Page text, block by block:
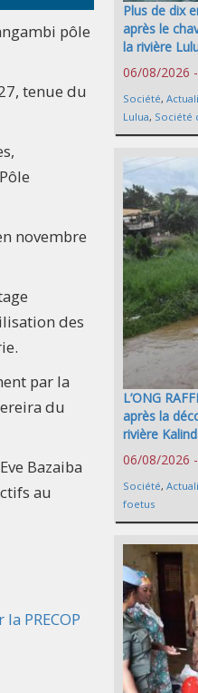
pôle
tenue du
novembre
des
par la
du
Bazaiba
au
PRECOP
Plus de dix
après le
la rivière
06/08/2026
Société,
Lulua, Société
L’ONG
après la
rivière
06/08/2026
Société,
foetus